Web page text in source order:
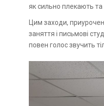
як сильно плекають
Цим заходи,
заняття і письмові
повен голос звучить